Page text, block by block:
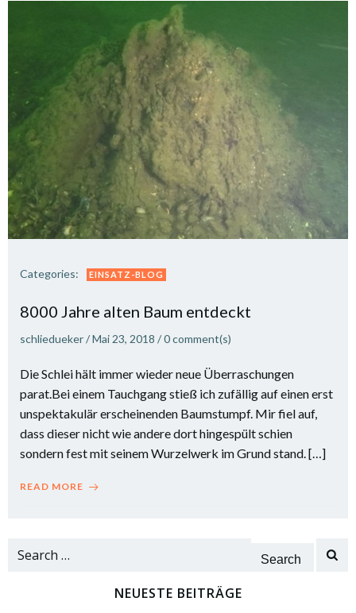
Categories: EINSATZ-BLOG
8000 Jahre alten Baum entdeckt
schliedueker/Mai 23, 2018 /0comment(s)
Die Schlei hält immer wieder neue Überraschungen
parat.Bei einem Tauchgang stieß ich zufällig auf einen erst
unspektakulär erscheinenden Baumstumpf. Mir fiel auf,
dass dieser nicht wie andere dort hingespült schien
sondern fest mit seinem Wurzelwerk im Grund stand. […]
READ MORE
Search
NEUESTE BEITRÄGE